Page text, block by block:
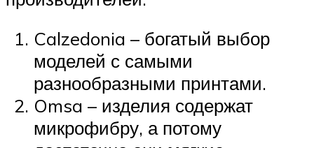
Calzedonia – богатый выбор
моделей с самыми
разнообразными принтами.
Omsa – изделия содержат
микрофибру, а потому